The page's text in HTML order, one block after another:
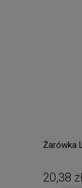
Żarówka
20,38